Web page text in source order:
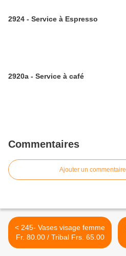
2924 - Service à Espresso
2920a - Service à café
Commentaires
Ajouter un commentaire
< 245- Vases visage femme
Fr. 80.00 / Tribal Frs. 65.00